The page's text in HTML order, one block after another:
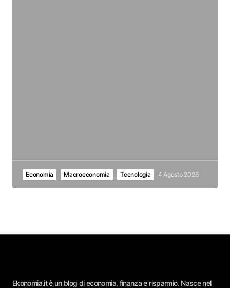
Economia Macroeconomia Tecnologia 4 Agosto 2026
Ekonomia.it è un blog di economia, finanza e risparmio. Nasce nel